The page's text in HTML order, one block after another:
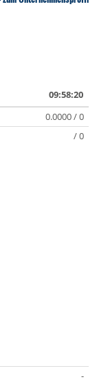
09:58:20
0.0000 / 0
/ 0
-